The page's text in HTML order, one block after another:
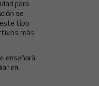
para
se
tipo
más
enseñará
en